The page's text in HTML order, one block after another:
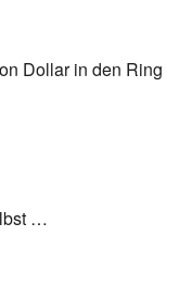
Dollar in den Ring
…